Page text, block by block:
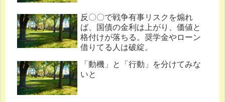
反〇〇で戦争有事リスクを煽れ
ば、国債の金利は上がり、価値と
格付けが落ちる。奨学金やローン
借りてる人は破綻。
「動機」と「行動」を分けてみな
いと